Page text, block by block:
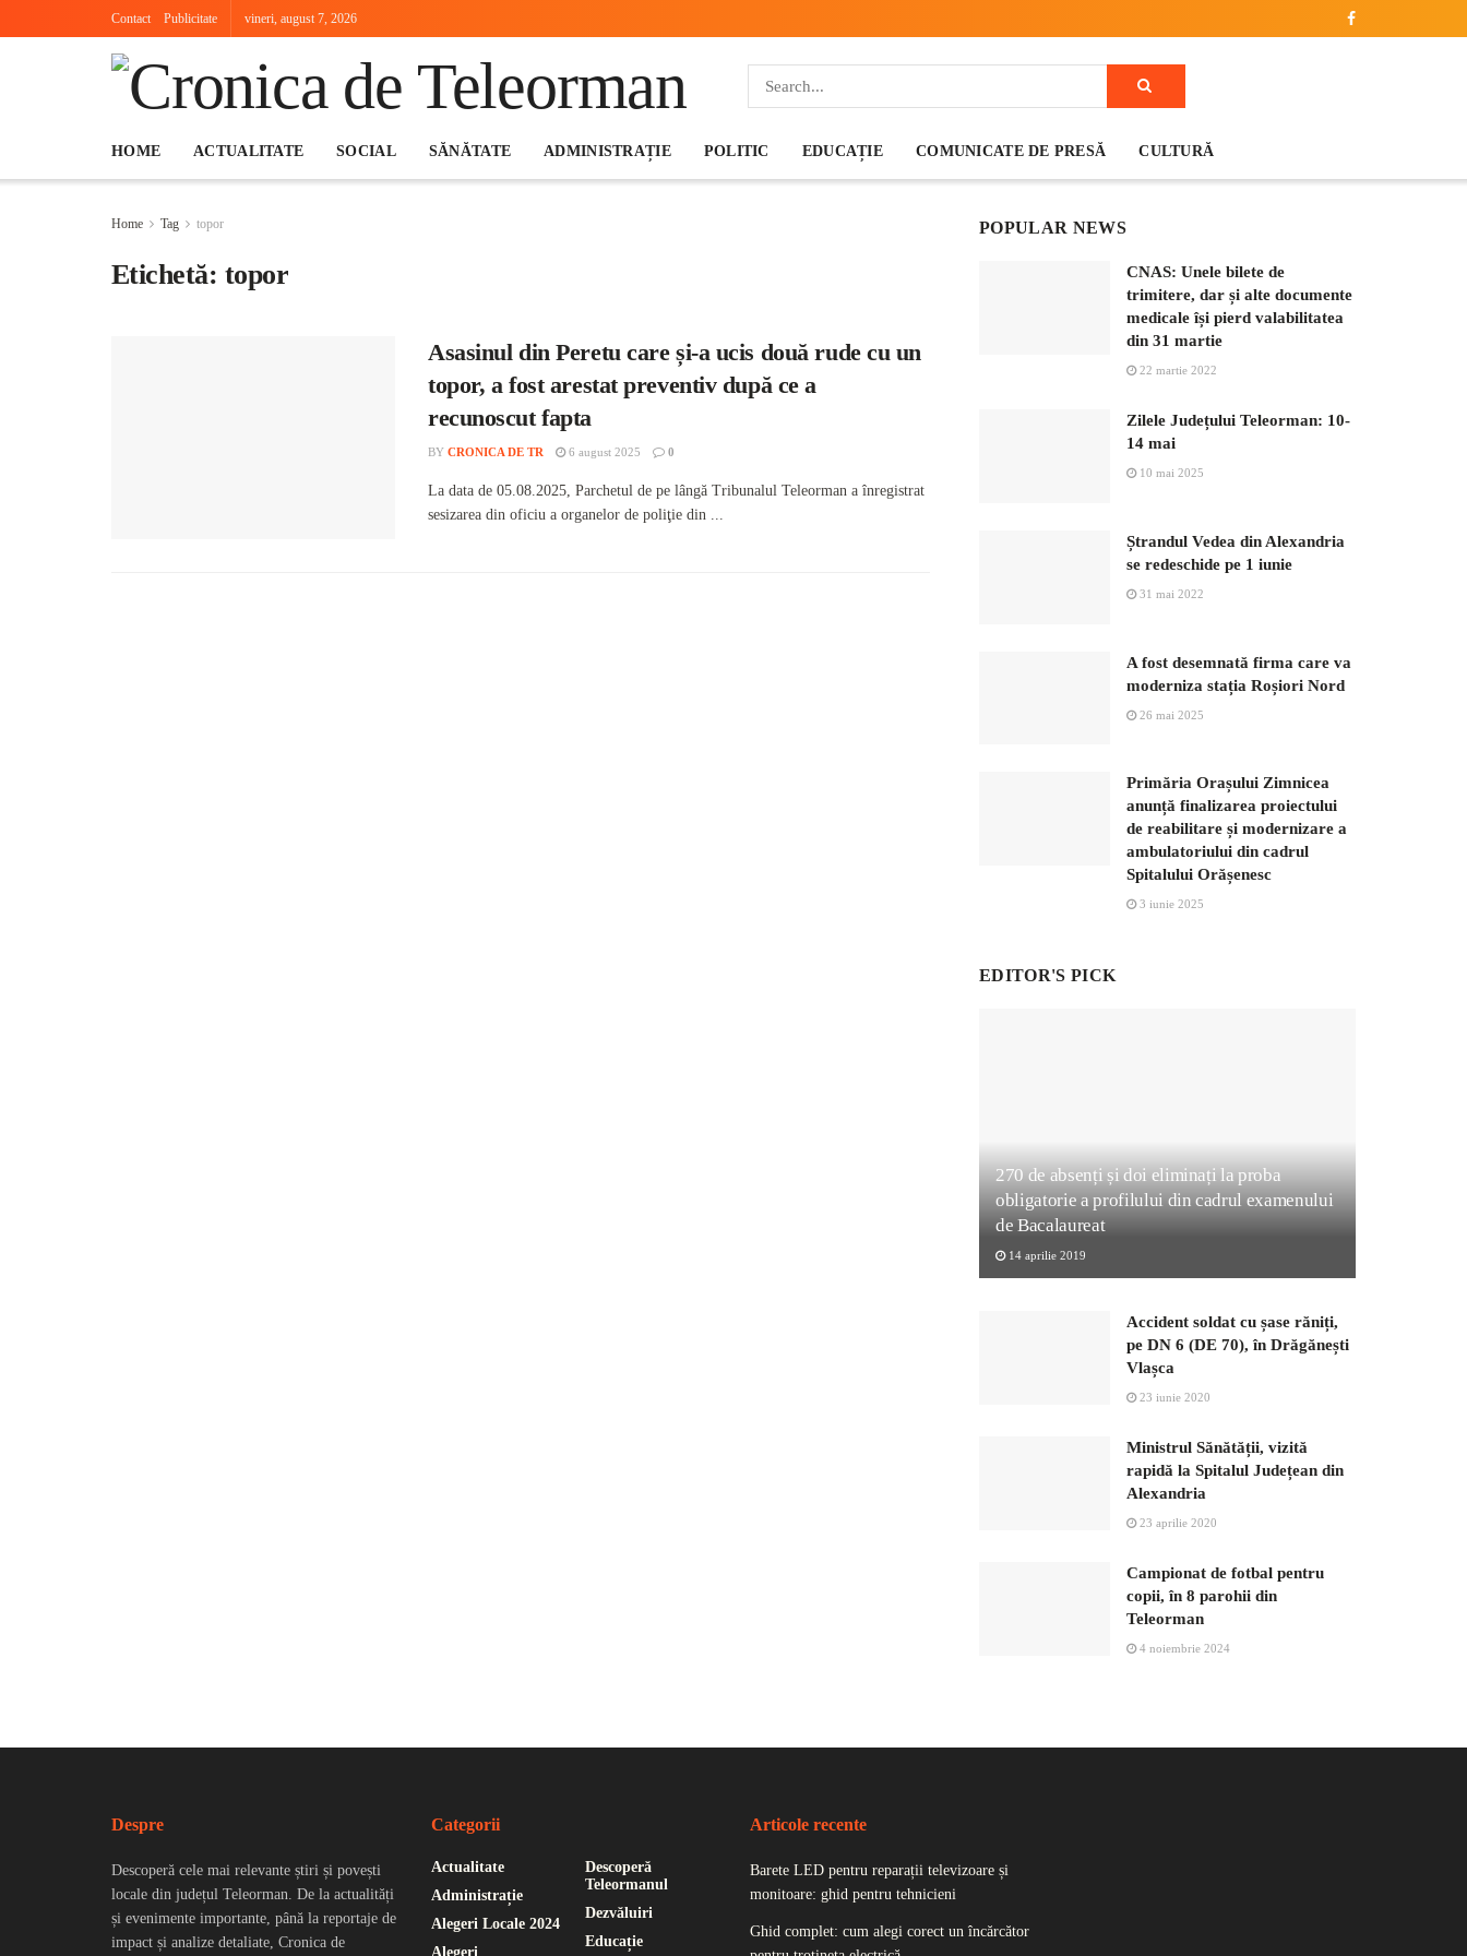
Contact Publicitate vineri, august 7, 2026
HOME ACTUALITATE SOCIAL SĂNĂTATE ADMINISTRAȚIE POLITIC EDUCAȚIE COMUNICATE DE PRESĂ CULTURĂ
Home Tag topor
Etichetă: topor
Asasinul din Peretu care și-a ucis două rude cu un
topor, a fost arestat preventiv după ce a
recunoscut fapta
BY CRONICA DE TR 6 august 2025 0
La data de 05.08.2025, Parchetul de pe lângă Tribunalul Teleorman a înregistrat
sesizarea din oficiu a organelor de poliţie din ...
POPULAR NEWS
CNAS: Unele bilete de
trimitere, dar și alte documente
medicale își pierd valabilitatea
din 31 martie
22 martie 2022
Zilele Județului Teleorman: 10-
14 mai
10 mai 2025
Ștrandul Vedea din Alexandria
se redeschide pe 1 iunie
31 mai 2022
A fost desemnată firma care va
moderniza stația Roșiori Nord
26 mai 2025
Primăria Orașului Zimnicea
anunță finalizarea proiectului
de reabilitare și modernizare a
ambulatoriului din cadrul
Spitalului Orășenesc
3 iunie 2025
EDITOR'S PICK
270 de absenți și doi eliminați la proba
obligatorie a profilului din cadrul examenului
de Bacalaureat
14 aprilie 2019
Accident soldat cu șase răniți,
pe DN 6 (DE 70), în Drăgănești
Vlașca
23 iunie 2020
Ministrul Sănătății, vizită
rapidă la Spitalul Județean din
Alexandria
23 aprilie 2020
Campionat de fotbal pentru
copii, în 8 parohii din
Teleorman
4 noiembrie 2024
Despre
Descoperă cele mai relevante știri și povești
locale din județul Teleorman. De la actualități
și evenimente importante, până la reportaje de
impact și analize detaliate, Cronica de
Categorii
Actualitate
Administrație
Alegeri Locale 2024
Alegeri
Descoperă
Teleormanul
Dezvăluiri
Educație
Articole recente
Barete LED pentru reparații televizoare și
monitoare: ghid pentru tehnicieni
Ghid complet: cum alegi corect un încărcător